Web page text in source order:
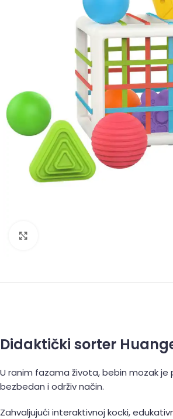
Didaktički sorter
U ranim fazama života, bebin mozak
bezbedan i održiv način.
Zahvaljujući interaktivnoj kocki,